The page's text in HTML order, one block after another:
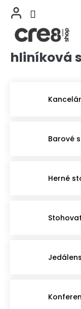
Prejsťhliníková
Barové
Herné